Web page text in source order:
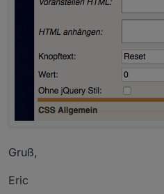
Gruß,
Eric